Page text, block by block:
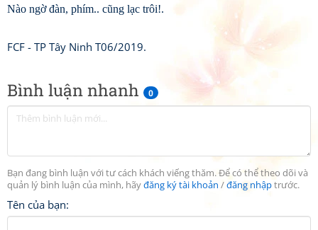
Bình luận nhanh 0
Bạn đang bình luận với tư cách khách viếng thăm. Để có thể theo dõi và
quản lý bình luận của mình, hãyđăng ký tài khoản /đăng nhậptrước.
Tên của bạn:
Nào ngờ đàn, phím.. cũng lạc trôi!.
FCF - TP Tây Ninh T06/2019.